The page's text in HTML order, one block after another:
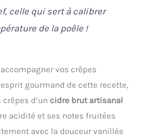
celle qui sert à calibrer
de la poêle !
vos crêpes
gourmand de cette recette,
d’un cidre brut artisanal
acidité et ses notes fruitées
avec la douceur vanillée